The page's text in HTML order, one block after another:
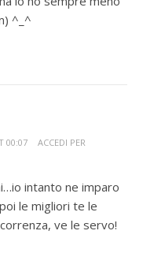
^_^
00:07
ACCEDI PER
intanto ne imparo
le migliori te le
ve le servo!